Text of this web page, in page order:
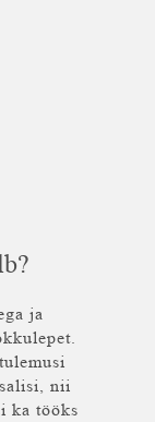
ja
nii
ka tööks